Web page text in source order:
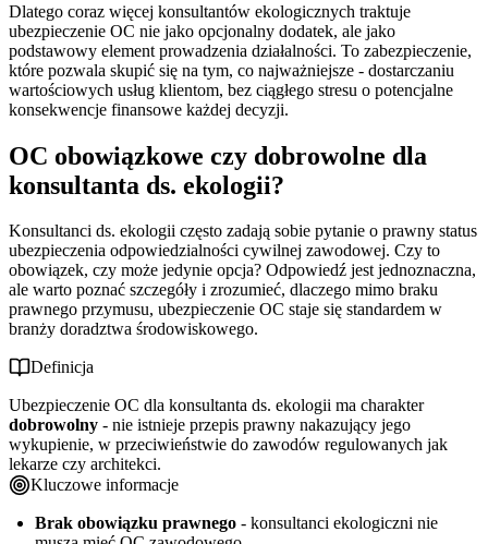
Dlatego coraz więcej konsultantów ekologicznych traktuje
ubezpieczenie OC nie jako opcjonalny dodatek, ale jako
podstawowy element prowadzenia działalności. To zabezpieczenie,
które pozwala skupić się na tym, co najważniejsze - dostarczaniu
wartościowych usług klientom, bez ciągłego stresu o potencjalne
konsekwencje finansowe każdej decyzji.
OC obowiązkowe czy dobrowolne dla
konsultanta ds. ekologii?
Konsultanci ds. ekologii często zadają sobie pytanie o prawny status
ubezpieczenia odpowiedzialności cywilnej zawodowej. Czy to
obowiązek, czy może jedynie opcja? Odpowiedź jest jednoznaczna,
ale warto poznać szczegóły i zrozumieć, dlaczego mimo braku
prawnego przymusu, ubezpieczenie OC staje się standardem w
branży doradztwa środowiskowego.
Definicja
Ubezpieczenie OC dla konsultanta ds. ekologii ma charakter
dobrowolny - nie istnieje przepis prawny nakazujący jego
wykupienie, w przeciwieństwie do zawodów regulowanych jak
lekarze czy architekci.
Kluczowe informacje
Brak obowiązku prawnego - konsultanci ekologiczni nie